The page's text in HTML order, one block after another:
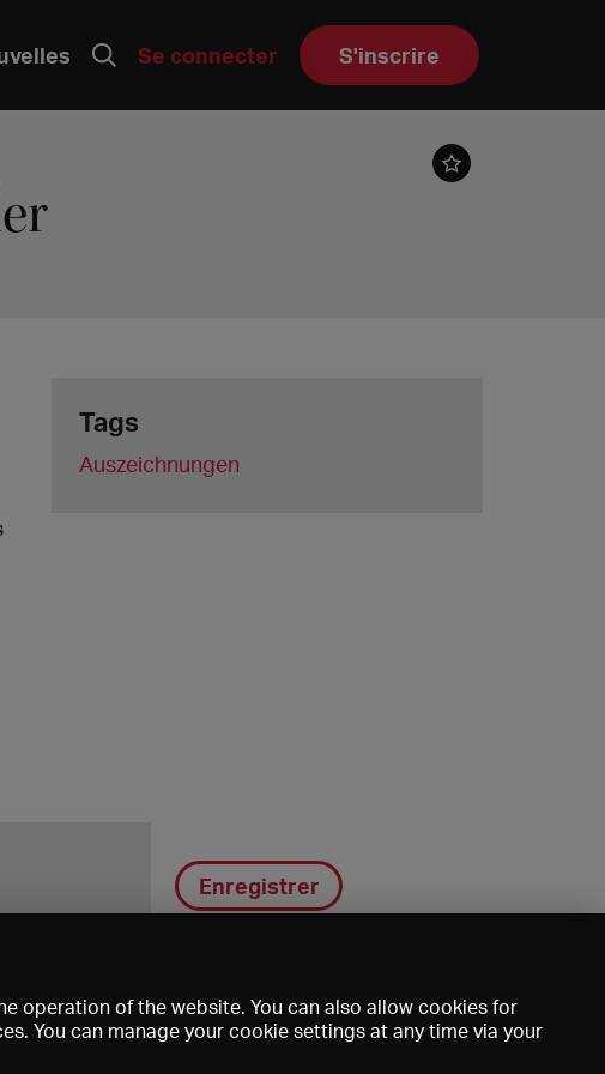
Se connecter S'inscrire
Tags
Auszeichnungen
Enregistrer
operation of the website. You can also allow cookies for
You can manage your cookie settings at any time via your